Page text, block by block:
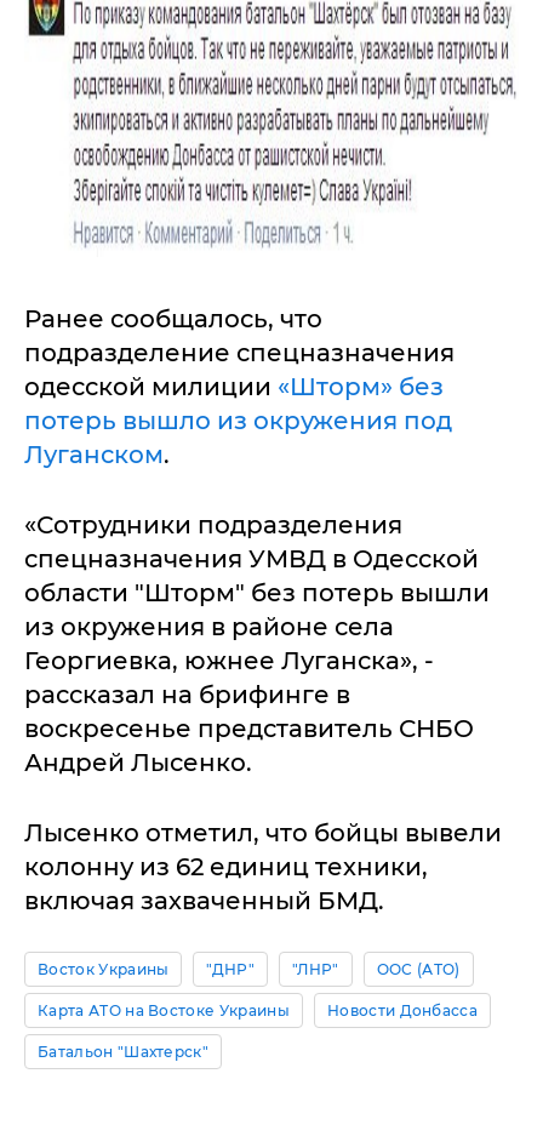
Ранее сообщалось, что
подразделение спецназначения
одесской милиции «Шторм» без
потерь вышло из окружения под
Луганском.
«Сотрудники подразделения
спецназначения УМВД в Одесской
области "Шторм" без потерь вышли
из окружения в районе села
Георгиевка, южнее Луганска», -
рассказал на брифинге в
воскресенье представитель СНБО
Андрей Лысенко.
Лысенко отметил, что бойцы вывели
колонну из 62 единиц техники,
включая захваченный БМД.
Восток Украины "ДНР" "ЛНР" ООС (АТО)
Карта АТО на Востоке Украины Новости Донбасса
Батальон "Шахтерск"